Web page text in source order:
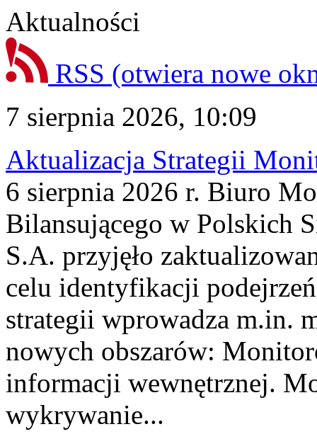
Aktualności
RSS (otwiera nowe
7 sierpnia 2026, 10:09
Aktualizacja Strategii
6 sierpnia 2026 r. Biuro
Bilansującego w Polskich
S.A. przyjęło
celu identyfikacji
strategii wprowadza m.in.
nowych obszarów:
informacji wewnętrznej.
wykrywanie...